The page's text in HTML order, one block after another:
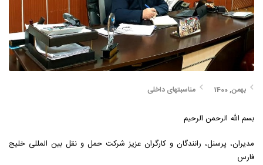
بهمن, 1400 مناسبتهای داخلی
بسم الله الرحمن الرحیم
مدیران، پرسنل، رانندگان و کارگران عزیز شرکت حمل و نقل بین المللی خلیج
فارس